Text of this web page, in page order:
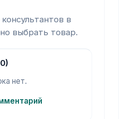
в
выбрать товар.
нет.